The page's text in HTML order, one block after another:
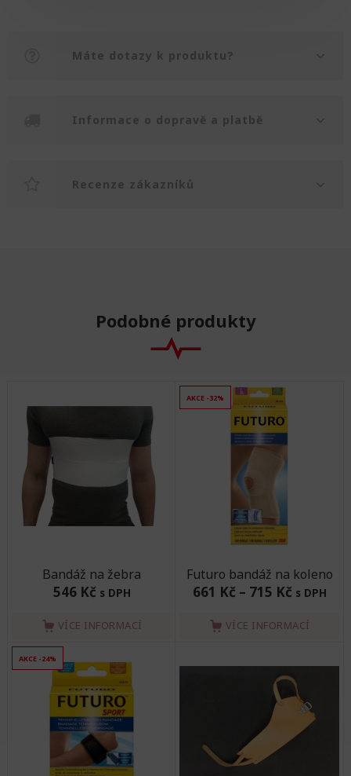
Máte dotazy k produktu?
Informace o dopravě a platbě
Recenze zákazníků
Podobné produkty
Bandáž na žebra
546 Kč s DPH
VÍCE INFORMACÍ
AKCE -32%
Futuro bandáž na koleno
661 Kč– 715 Kč s DPH
VÍCE INFORMACÍ
AKCE -24%